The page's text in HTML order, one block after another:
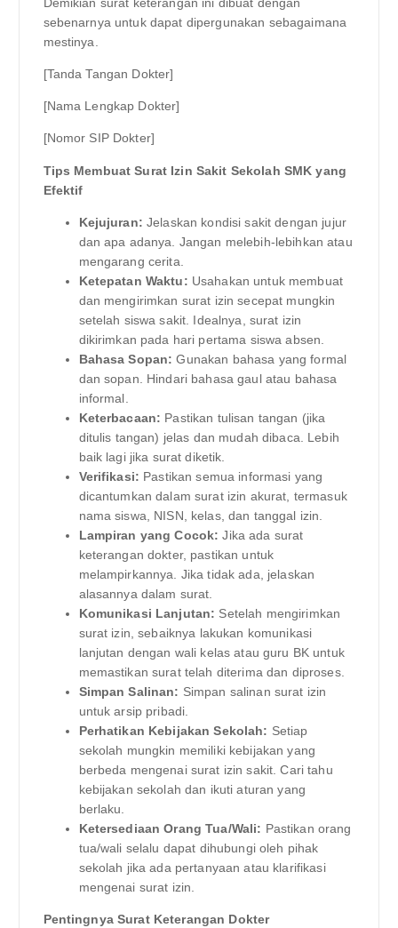
Demikian surat keterangan ini dibuat dengan
sebenarnya untuk dapat dipergunakan sebagaimana
mestinya.
[Tanda Tangan Dokter]
[Nama Lengkap Dokter]
[Nomor SIP Dokter]
Tips Membuat Surat Izin Sakit Sekolah SMK yang
Efektif
Kejujuran: Jelaskan kondisi sakit dengan jujur
dan apa adanya. Jangan melebih-lebihkan atau
mengarang cerita.
Ketepatan Waktu: Usahakan untuk membuat
dan mengirimkan surat izin secepat mungkin
setelah siswa sakit. Idealnya, surat izin
dikirimkan pada hari pertama siswa absen.
Bahasa Sopan: Gunakan bahasa yang formal
dan sopan. Hindari bahasa gaul atau bahasa
informal.
Keterbacaan: Pastikan tulisan tangan (jika
ditulis tangan) jelas dan mudah dibaca. Lebih
baik lagi jika surat diketik.
Verifikasi: Pastikan semua informasi yang
dicantumkan dalam surat izin akurat, termasuk
nama siswa, NISN, kelas, dan tanggal izin.
Lampiran yang Cocok: Jika ada surat
keterangan dokter, pastikan untuk
melampirkannya. Jika tidak ada, jelaskan
alasannya dalam surat.
Komunikasi Lanjutan: Setelah mengirimkan
surat izin, sebaiknya lakukan komunikasi
lanjutan dengan wali kelas atau guru BK untuk
memastikan surat telah diterima dan diproses.
Simpan Salinan: Simpan salinan surat izin
untuk arsip pribadi.
Perhatikan Kebijakan Sekolah: Setiap
sekolah mungkin memiliki kebijakan yang
berbeda mengenai surat izin sakit. Cari tahu
kebijakan sekolah dan ikuti aturan yang
berlaku.
Ketersediaan Orang Tua/Wali: Pastikan orang
tua/wali selalu dapat dihubungi oleh pihak
sekolah jika ada pertanyaan atau klarifikasi
mengenai surat izin.
Pentingnya Surat Keterangan Dokter